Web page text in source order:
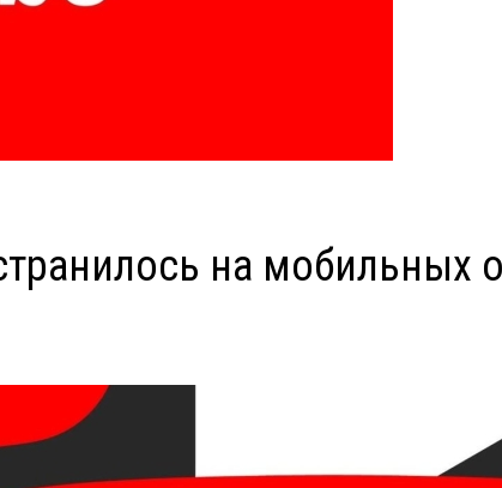
на мобильных